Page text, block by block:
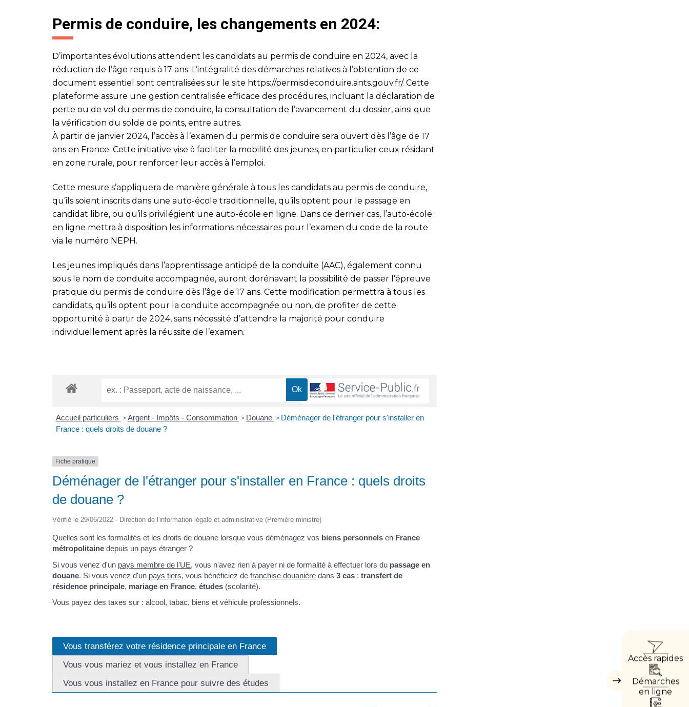
Masquer
Accès rapides
Démarches
en ligne
Permis de conduire, les changements en 2024:
D’importantes évolutions attendent les candidats au permis de conduire en 2024, avec la
réduction de l’âge requis à 17 ans. L’intégralité des démarches relatives à l’obtention de ce
document essentiel sont centralisées sur le site https://permisdeconduire.ants.gouv.fr/. Cette
plateforme assure une gestion centralisée efficace des procédures, incluant la déclaration de
perte ou de vol du permis de conduire, la consultation de l’avancement du dossier, ainsi que
la vérification du solde de points, entre autres.
À partir de janvier 2024, l’accès à l’examen du permis de conduire sera ouvert dès l’âge de 17
ans en France. Cette initiative vise à faciliter la mobilité des jeunes, en particulier ceux résidant
en zone rurale, pour renforcer leur accès à l’emploi.
Cette mesure s’appliquera de manière générale à tous les candidats au permis de conduire,
qu’ils soient inscrits dans une auto-école traditionnelle, qu’ils optent pour le passage en
candidat libre, ou qu’ils privilégient une auto-école en ligne. Dans ce dernier cas, l’auto-école
en ligne mettra à disposition les informations nécessaires pour l’examen du code de la route
via le numéro NEPH.
Les jeunes impliqués dans l’apprentissage anticipé de la conduite (AAC), également connu
sous le nom de conduite accompagnée, auront dorénavant la possibilité de passer l’épreuve
pratique du permis de conduire dès l’âge de 17 ans. Cette modification permettra à tous les
candidats, qu’ils optent pour la conduite accompagnée ou non, de profiter de cette
opportunité à partir de 2024, sans nécessité d’attendre la majorité pour conduire
individuellement après la réussite de l’examen.
Accueil particuliers > Argent - Impôts - Consommation > Douane > Déménager de l'étranger pour s'installer en
France : quels droits de douane ?
Fiche pratique
Déménager de l'étranger pour s'installer en France : quels droits
de douane ?
Vérifié le 29/06/2022 - Direction de l'information légale et administrative (Première ministre)
Quelles sont les formalités et les droits de douane lorsque vous déménagez vos biens personnels en France
métropolitaine depuis un pays étranger ?
Si vous venez d'un pays membre de l'UE, vous n'avez rien à payer ni de formalité à effectuer lors du passage en
douane. Si vous venez d'un pays tiers, vous bénéficiez de franchise douanière dans 3 cas : transfert de
résidence principale, mariage en France, études (scolarité).
Vous payez des taxes sur : alcool, tabac, biens et véhicule professionnels.
Vous transférez votre résidence principale en France
Vous vous mariez et vous installez en France
Vous vous installez en France pour suivre des études